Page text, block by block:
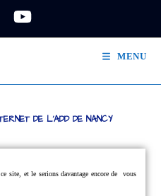
MENU
DE L'ADD DE NANCY
site, et le serions davantage encore de vous